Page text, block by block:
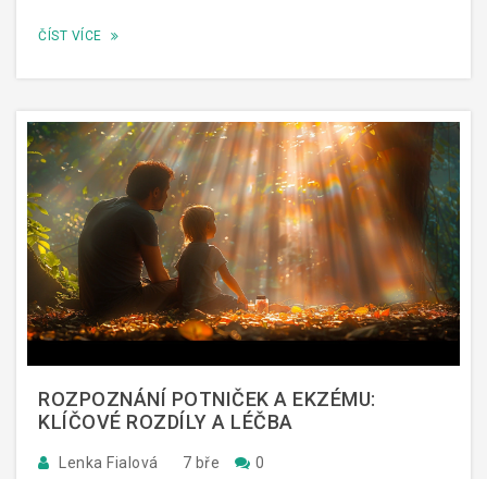
ČÍST VÍCE
ROZPOZNÁNÍ POTNIČEK A EKZÉMU:
KLÍČOVÉ ROZDÍLY A LÉČBA
Lenka Fialová 7 bře 0